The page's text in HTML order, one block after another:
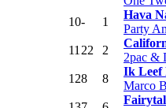
10- 1
Hava
Party
11 22 2
2pac &
128 8
Ik Leef
Marco